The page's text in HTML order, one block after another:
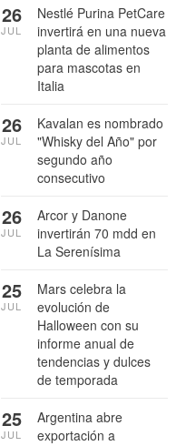
Nestlé Purina PetCare
invertirá en una nueva
planta de alimentos
para mascotas en
Italia
26
JUL
Kavalan es nombrado
"Whisky del Año" por
segundo año
consecutivo
26
JUL
Arcor y Danone
invertirán 70 mdd en
La Serenísima
26
JUL
Mars celebra la
evolución de
Halloween con su
informe anual de
tendencias y dulces
de temporada
25
JUL
Argentina abre
exportación a
25
JUL